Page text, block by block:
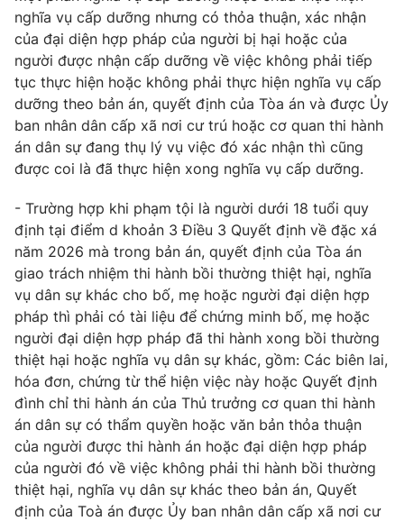
nghĩa vụ cấp dưỡng nhưng có thỏa thuận, xác nhận
của đại diện hợp pháp của người bị hại hoặc của
người được nhận cấp dưỡng về việc không phải tiếp
tục thực hiện hoặc không phải thực hiện nghĩa vụ cấp
dưỡng theo bản án, quyết định của Tòa án và được Ủy
ban nhân dân cấp xã nơi cư trú hoặc cơ quan thi hành
án dân sự đang thụ lý vụ việc đó xác nhận thì cũng
được coi là đã thực hiện xong nghĩa vụ cấp dưỡng.
- Trường hợp khi phạm tội là người dưới 18 tuổi quy
định tại điểm d khoản 3 Điều 3 Quyết định về đặc xá
năm 2026 mà trong bản án, quyết định của Tòa án
giao trách nhiệm thi hành bồi thường thiệt hại, nghĩa
vụ dân sự khác cho bố, mẹ hoặc người đại diện hợp
pháp thì phải có tài liệu để chứng minh bố, mẹ hoặc
người đại diện hợp pháp đã thi hành xong bồi thường
thiệt hại hoặc nghĩa vụ dân sự khác, gồm: Các biên lai,
hóa đơn, chứng từ thể hiện việc này hoặc Quyết định
đình chỉ thi hành án của Thủ trưởng cơ quan thi hành
án dân sự có thẩm quyền hoặc văn bản thỏa thuận
của người được thi hành án hoặc đại diện hợp pháp
của người đó về việc không phải thi hành bồi thường
thiệt hại, nghĩa vụ dân sự khác theo bản án, Quyết
định của Toà án được Ủy ban nhân dân cấp xã nơi cư